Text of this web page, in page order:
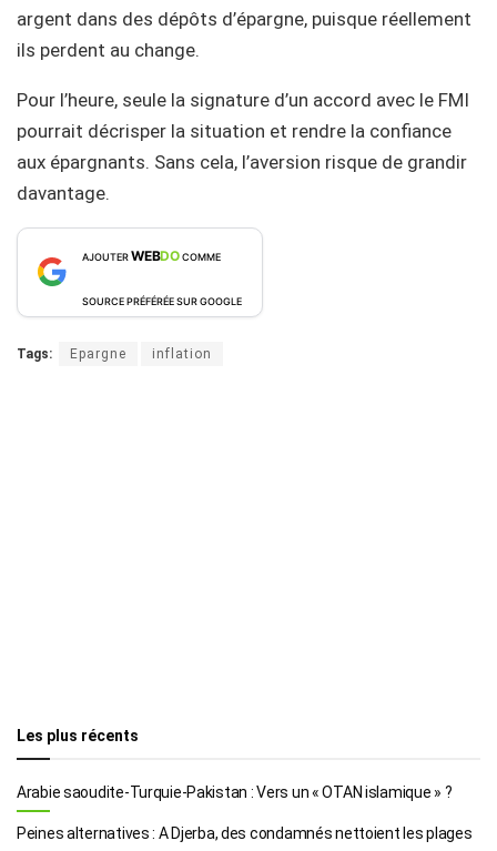
argent dans des dépôts d’épargne, puisque réellement
ils perdent au change.
Pour l’heure, seule la signature d’un accord avec le FMI
pourrait décrisper la situation et rendre la confiance
aux épargnants. Sans cela, l’aversion risque de grandir
davantage.
AJOUTERWEBDOCOMME
SOURCE PRÉFÉRÉE SUR GOOGLE
Tags: Epargne inflation
Les plus récents
Arabie saoudite-Turquie-Pakistan : Vers un « OTAN islamique » ?
Peines alternatives : A Djerba, des condamnés nettoient les plages